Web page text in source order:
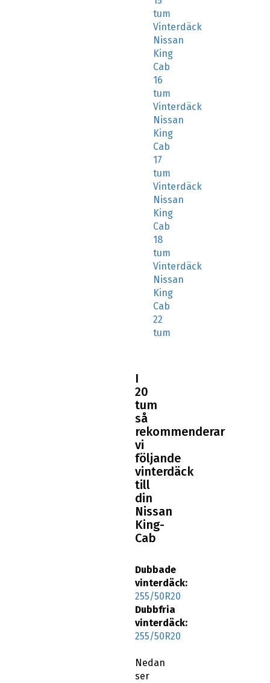
tum
Vinterdäck
Nissan
King
Cab
16
tum
Vinterdäck
Nissan
King
Cab
17
tum
Vinterdäck
Nissan
King
Cab
18
tum
Vinterdäck
Nissan
King
Cab
22
tum
I
20
tum
så
rekommenderar
vi
följande
vinterdäck
till
din
Nissan
King-
Cab
Dubbade
vinterdäck:
255/50R20
Dubbfria
vinterdäck:
255/50R20
Nedan
ser